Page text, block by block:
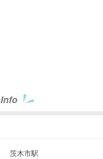
Info
茨木市駅